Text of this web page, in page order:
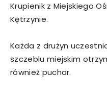
Krupienik z Miejskiego
Kętrzynie.
Każda z drużyn
szczeblu miejskim
również puchar.